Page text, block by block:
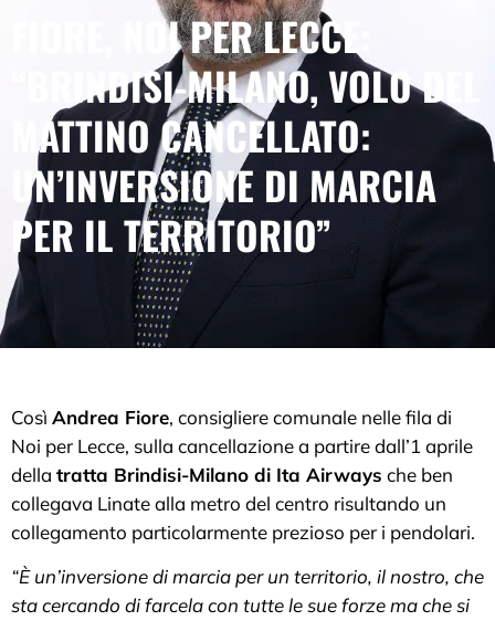
FIORE, NOI PER LECCE:
“BRINDISI-MILANO, VOLO DEL
MATTINO CANCELLATO:
UN’INVERSIONE DI MARCIA
PER IL TERRITORIO”
Così Andrea Fiore, consigliere comunale nelle fila di
Noi per Lecce, sulla cancellazione a partire dall’1 aprile
della tratta Brindisi-Milano di Ita Airways che ben
collegava Linate alla metro del centro risultando un
collegamento particolarmente prezioso per i pendolari.
“È un’inversione di marcia per un territorio, il nostro, che
sta cercando di farcela con tutte le sue forze ma che si